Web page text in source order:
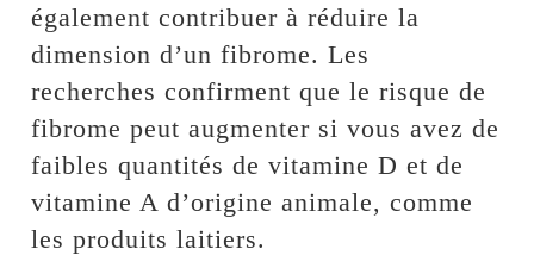
également contribuer à réduire la
dimension d’un fibrome. Les
recherches confirment que le risque de
fibrome peut augmenter si vous avez de
faibles quantités de vitamine D et de
vitamine A d’origine animale, comme
les produits laitiers.